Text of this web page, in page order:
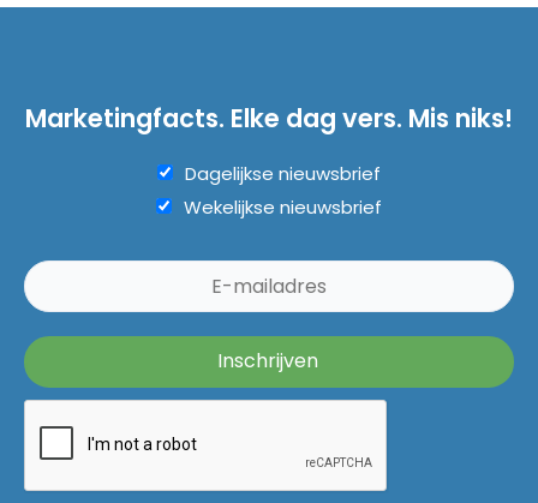
Marketingfacts. Elke dag vers. Mis niks!
Dagelijkse nieuwsbrief
Wekelijkse nieuwsbrief